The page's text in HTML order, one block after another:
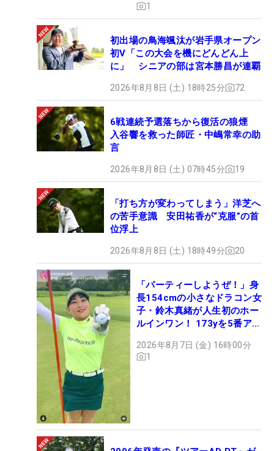
1
初出場の鳥海颯汰が岩手県オープン
初V「この大会を機にどんどん上
に」 シニアの部は宮本勝昌が連覇
2026年8月8日 (土) 18時25分 72
6戦連続予選落ちから復活の狼煙
入谷響を救った師匠・中嶋常幸の助
言
2026年8月8日 (土) 07時45分 19
「打ち方が変わってしまう」洋芝へ
の苦手意識 安田祐香が“克服”の首
位浮上
2026年8月8日 (土) 18時49分 20
「パーティーしようぜ！」身
長154cmの小さなドラコン女
子・鈴木真緒が人生初のホー
ルインワン！ 173yを5番アイ
2026年8月7日 (金) 16時00分
1